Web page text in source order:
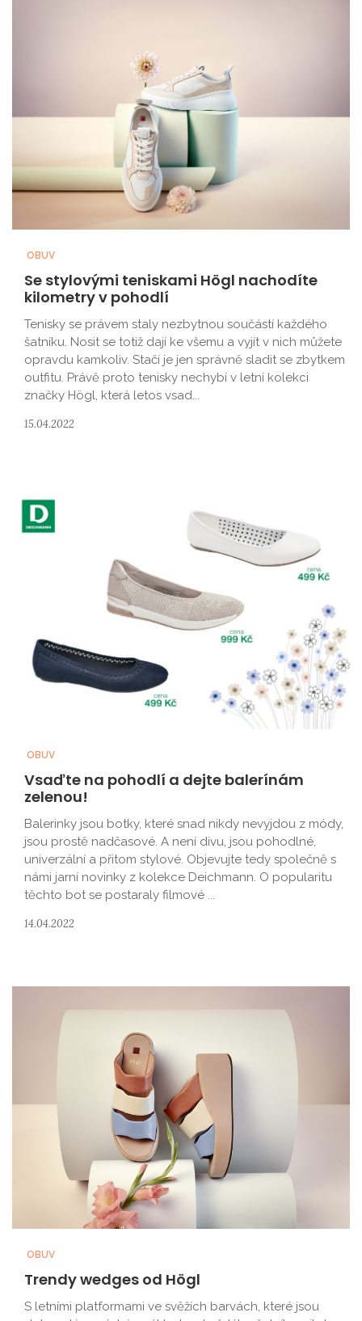
OBUV
Se stylovými teniskami Högl nachodíte
kilometry v pohodlí
Tenisky se právem staly nezbytnou součástí každého
šatníku. Nosit se totiž dají ke všemu a vyjít v nich můžete
opravdu kamkoliv. Stačí je jen správně sladit se zbytkem
outfitu. Právě proto tenisky nechybí v letní kolekci
značky Högl, která letos vsad...
15.04.2022
OBUV
Vsaďte na pohodlí a dejte balerínám
zelenou!
Balerinky jsou botky, které snad nikdy nevyjdou z módy,
jsou prostě nadčasové. A není divu, jsou pohodlné,
univerzální a přitom stylové. Objevujte tedy společně s
námi jarní novinky z kolekce Deichmann. O popularitu
těchto bot se postaraly filmové ...
14.04.2022
OBUV
Trendy wedges od Högl
S letními platformami ve svěžích barvách, které jsou